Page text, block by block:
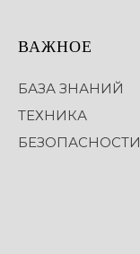
ВАЖНОЕ
БАЗА ЗНАНИЙ
ТЕХНИКА
БЕЗОПАСНОСТИ